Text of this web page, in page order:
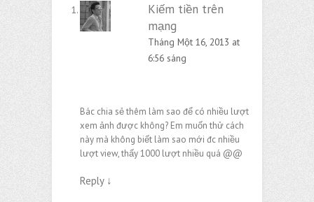
Kiếm tiền trên
mạng
Tháng Một 16, 2013 at
6:56 sáng
Bác chia sẻ thêm làm sao để có nhiều lượt
xem ảnh được không? Em muốn thử cách
này mà không biết làm sao mới đc nhiều
lượt view, thấy 1000 lượt nhiều quá @@
Reply ↓